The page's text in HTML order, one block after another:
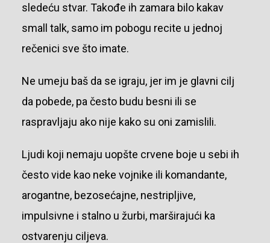
sledeću stvar. Takođe ih zamara bilo kakav
small talk, samo im pobogu recite u jednoj
rečenici sve što imate.
Ne umeju baš da se igraju, jer im je glavni cilj
da pobede, pa često budu besni ili se
raspravljaju ako nije kako su oni zamislili.
Ljudi koji nemaju uopšte crvene boje u sebi ih
često vide kao neke vojnike ili komandante,
arogantne, bezosećajne, nestripljive,
impulsivne i stalno u žurbi, marširajući ka
ostvarenju ciljeva.